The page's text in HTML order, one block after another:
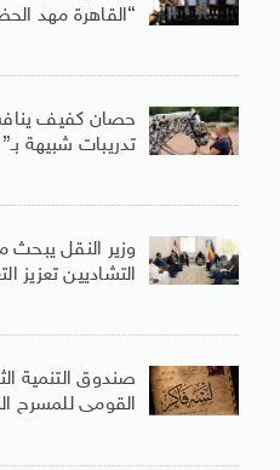
“القاهرة مهد الحضارة”
حصان كفيف
تدريبات شبيهة بـ”
وزير النقل يبحث
التشاديين تعزيز
صندوق التنمية
القومى للمسرح